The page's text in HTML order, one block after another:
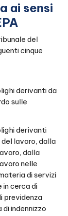
ai sensi
del
cinque
derivanti da
sulle
derivanti
lavoro, dalla
dalla
nelle
di servizi
in cerca di
previdenza
indennizzo